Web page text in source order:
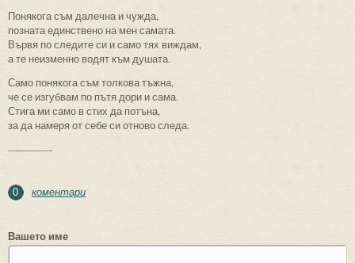
Понякога съм далечна и чужда,
позната единствено на мен самата.
Вървя по следите си и само тях виждам,
а те неизменно водят към душата.
Само понякога съм толкова тъжна,
че се изгубвам по пътя дори и сама.
Стига ми само в стих да потъна,
за да намеря от себе си отново следа.
--------------
0 коментари
Вашето име